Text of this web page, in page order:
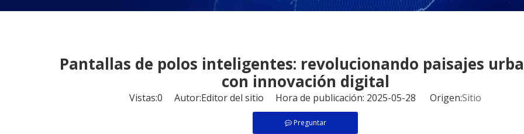
Pantallas de polos inteligentes: revolucionando paisajes
con innovación digital
Vistas:0 Autor:Editor del sitio Hora de publicación: 2025-05-28 Origen:Sitio
Preguntar